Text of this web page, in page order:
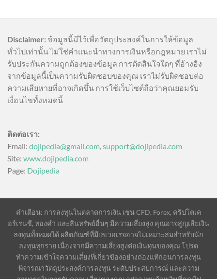
Disclaimer: ข้อมูลนี้มีไว้เพื่อวัตถุประสงค์ในการให้ข้อมูล
ทั่วไปเท่านั้น ไม่ใช่คำแนะนำทางการเงินหรือกฎหมาย เราไม่
รับประกันความถูกต้องของข้อมูล การตัดสินใจใดๆ ที่อ้างอิง
จากข้อมูลนี้เป็นความรับผิดชอบของคุณ เราไม่รับผิดชอบต่อ
ความเสียหายที่อาจเกิดขึ้น การใช้เว็บไซต์ถือว่าคุณยอมรับ
เงื่อนไขทั้งหมดนี้
ติดต่อเรา:
Email: dojipedia@gmail.com support@dojipedia.com
Site: www.dojipedia.com
Page: Dojipedia
คำเตือน: การลงทุนในตลาดการเงิน เช่น CFD, Forex, คริปโตเค
อร์เรนซี, ทองคำ และสินทรัพย์อื่นๆ มีความเสี่ยงสูง คุณอาจสูญเสียเงิน
ลงทุนทั้งหมดได้ ผลิตภัณฑ์ที่มีเลเวอเรจอาจไม่เหมาะสมสำหรับนัก
ลงทุนทุกราย เนื่องจากมีความเสี่ยงสูงต่อเงินทุนของคุณ โปรด
ทำความเข้าใจความเสี่ยงที่เกี่ยวข้องอย่างถ่องแท้ก่อนการลงทุน
พิจารณาวัตถุประสงค์การลงทุน ระดับประสบการณ์ และความ